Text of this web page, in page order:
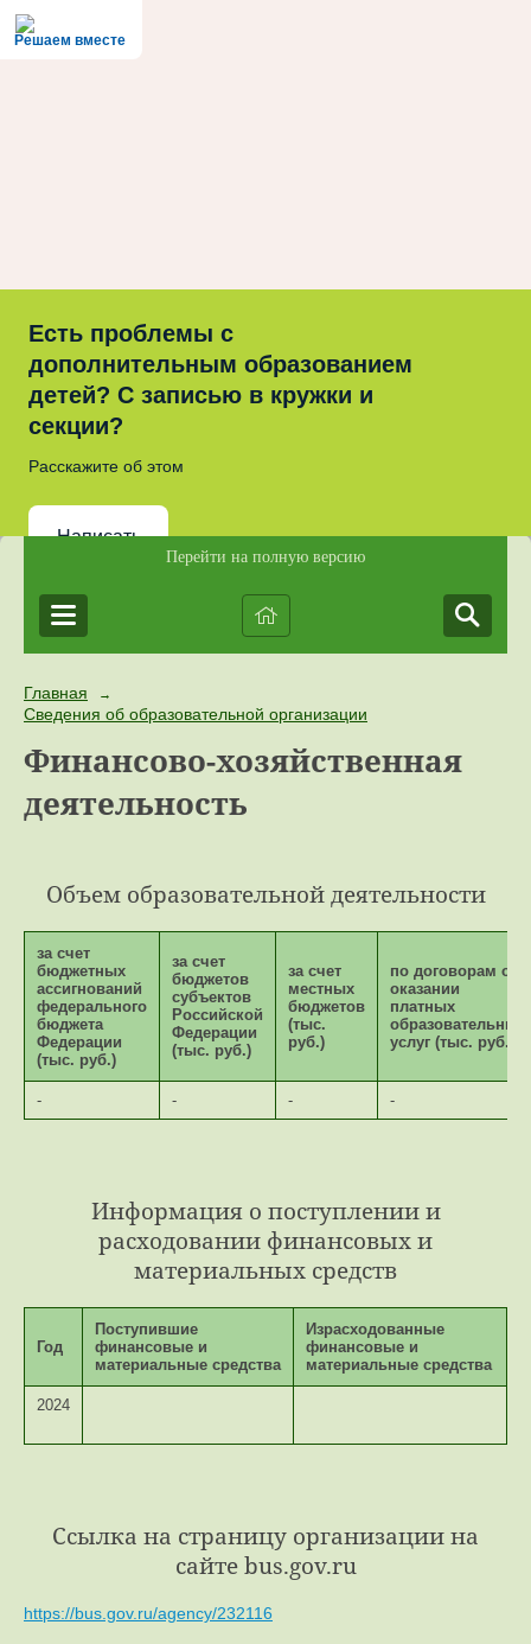
Решаем вместе
Есть проблемы с
дополнительным образованием
детей? С записью в кружки и
секции?
Расскажите об этом
Написать
Перейти на полную версию
Главная →
Сведения об образовательной организации
Финансово-хозяйственная
деятельность
Объем образовательной деятельности
за счет
бюджетных
ассигнований
федерального
бюджета
Федерации
(тыс. руб.)
за счет
бюджетов
субъектов
Российской
Федерации
(тыс. руб.)
за счет
местных
бюджетов
(тыс.
руб.)
по договорам об
оказании
платных
образовательных
услуг (тыс. руб.)
- - - -
Информация о поступлении и
расходовании финансовых и
материальных средств
Год
Поступившие
финансовые и
материальные средства
Израсходованные
финансовые и
материальные средства
2024
Ccылка на страницу организации на
сайте bus.gov.ru
https://bus.gov.ru/agency/232116